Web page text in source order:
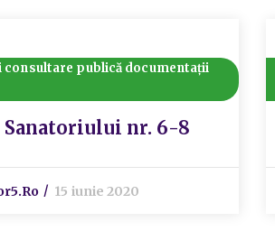
consultare publică documentații
Sanatoriului nr. 6-8
15 iunie 2020